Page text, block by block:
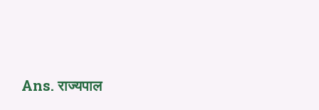
Ans. राज्यपाल